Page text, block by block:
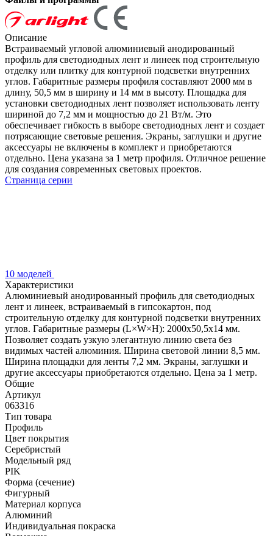
Описание
Встраиваемый угловой алюминиевый анодированный
профиль для светодиодных лент и линеек под строительную
отделку или плитку для контурной подсветки внутренних
углов. Габаритные размеры профиля составляют 2000 мм в
длину, 50,5 мм в ширину и 14 мм в высоту. Площадка для
установки светодиодных лент позволяет использовать ленту
шириной до 7,2 мм и мощностью до 21 Вт/м. Это
обеспечивает гибкость в выборе светодиодных лент и создает
потрясающие световые решения. Экраны, заглушки и другие
аксессуары не включены в комплект и приобретаются
отдельно. Цена указана за 1 метр профиля. Отличное решение
для создания современных световых проектов.
Страница серии
10 моделей
Характеристики
Алюминиевый анодированный профиль для светодиодных
лент и линеек, встраиваемый в гипсокартон, под
строительную отделку для контурной подсветки внутренних
углов. Габаритные размеры (L×W×H): 2000x50,5x14 мм.
Позволяет создать узкую элегантную линию света без
видимых частей алюминия. Ширина световой линии 8,5 мм.
Ширина площадки для ленты 7,2 мм. Экраны, заглушки и
другие аксессуары приобретаются отдельно. Цена за 1 метр.
Общие
Артикул
063316
Тип товара
Профиль
Цвет покрытия
Серебристый
Модельный ряд
PIK
Форма (сечение)
Фигурный
Материал корпуса
Алюминий
Индивидуальная покраска